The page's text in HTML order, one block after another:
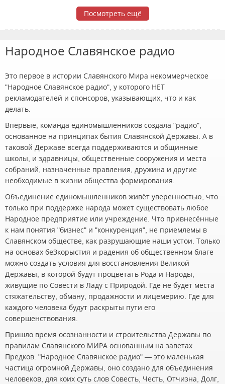
Посмотреть ещё
Народное Славянское радио
Это первое в истории Славянского Мира некоммерческое
"Народное Славянское радио", у которого НЕТ
рекламодателей и спонсоров, указывающих, что и как
делать.
Впервые, команда единомышленников создала "радио",
основанное на принципах бытия Славянской Державы. А в
таковой Державе всегда поддерживаются и общинные
школы, и здравницы, общественные сооружения и места
собраний, назначенные правления, дружина и другие
необходимые в жизни общества формирования.
Объединение единомышленников живёт уверенностью, что
только при поддержке народа может существовать любое
Народное предприятие или учреждение. Что привнесённые
к нам понятия "бизнес" и "конкуренция", не приемлемы в
Славянском обществе, как разрушающие наши устои. Только
на основах беЗкорыстия и радения об общественном благе
можно создать условия для восстановления Великой
Державы, в которой будут процветать Рода и Народы,
живущие по Совести в Ладу с Природой. Где не будет места
стяжательству, обману, продажности и лицемерию. Где для
каждого человека будут раскрыты пути его
совершенствования.
Пришло время осознанности и строительства Державы по
правилам Славянского МИРА основанным на заветах
Предков. "Народное Славянское радио" — это маленькая
частица огромной Державы, оно создано для объединения
человеков, для коих суть слов Совесть, Честь, Отчизна, Долг,